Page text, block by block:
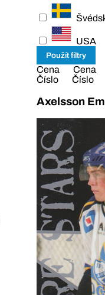
USA
Cena
Cena
Číslo
Číslo
Axelsson